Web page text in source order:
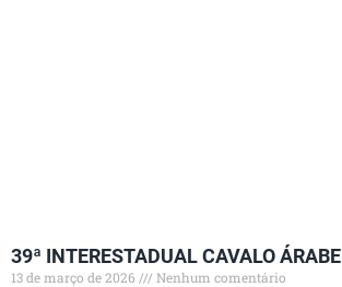
39ª INTERESTADUAL CAVALO ÁRABE
13 de março de 2026
Nenhum comentário